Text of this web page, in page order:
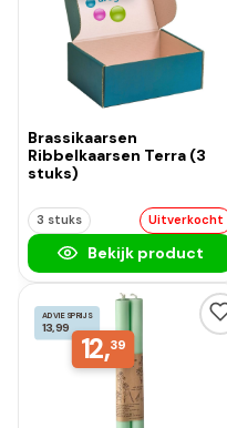
Brassikaarsen
Ribbelkaarsen Terra (3
stuks)
3 stuks Uitverkocht
Bekijk product
ADVIESPRIJS
13,99
12,39